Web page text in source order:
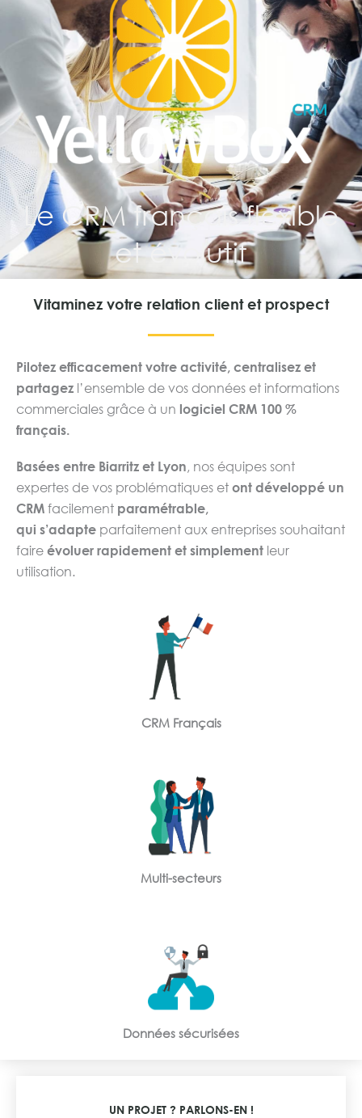
Le CRM français flexible
et évolutif
Vitaminez votre relation client et prospect
Pilotez efficacement votre activité, centralisez et
partagez l’ensemble de vos données et informations
commerciales grâce à un logiciel CRM 100 %
français.
Basées entre Biarritz et Lyon, nos équipes sont
expertes de vos problématiques et ont développé un
CRM facilement paramétrable,
qui s’adapte parfaitement aux entreprises souhaitant
faire évoluer rapidement et simplement leur
utilisation.
CRM Français
Multi-secteurs
Données sécurisées
UN PROJET ? PARLONS-EN !